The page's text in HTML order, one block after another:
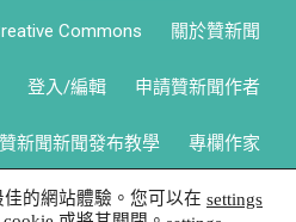
Commons 關於贊新聞
登入/編輯 申請贊新聞作者
贊新聞新聞發布教學 專欄作家
的網站體驗。您可以在 settings